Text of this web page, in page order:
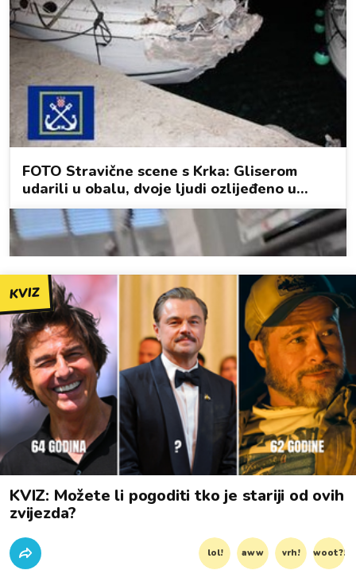
KVIZ
KVIZ: Možete li pogoditi tko je stariji od ovih
zvijezda?
lol! aww vrh! woot?!